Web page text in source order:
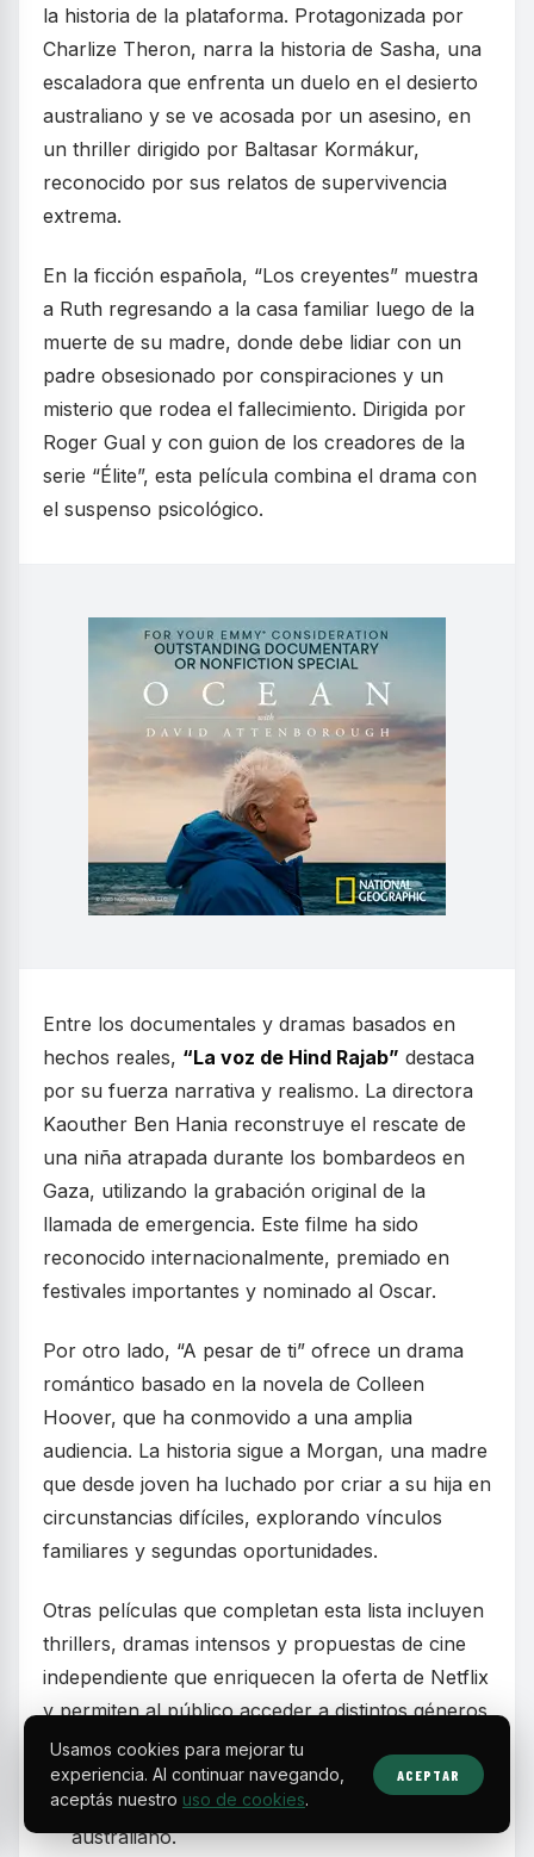
la historia de la plataforma. Protagonizada por
Charlize Theron, narra la historia de Sasha, una
escaladora que enfrenta un duelo en el desierto
australiano y se ve acosada por un asesino, en
un thriller dirigido por Baltasar Kormákur,
reconocido por sus relatos de supervivencia
extrema.
En la ficción española, “Los creyentes” muestra
a Ruth regresando a la casa familiar luego de la
muerte de su madre, donde debe lidiar con un
padre obsesionado por conspiraciones y un
misterio que rodea el fallecimiento. Dirigida por
Roger Gual y con guion de los creadores de la
serie “Élite”, esta película combina el drama con
el suspenso psicológico.
Entre los documentales y dramas basados en
hechos reales, “La voz de Hind Rajab” destaca
por su fuerza narrativa y realismo. La directora
Kaouther Ben Hania reconstruye el rescate de
una niña atrapada durante los bombardeos en
Gaza, utilizando la grabación original de la
llamada de emergencia. Este filme ha sido
reconocido internacionalmente, premiado en
festivales importantes y nominado al Oscar.
Por otro lado, “A pesar de ti” ofrece un drama
romántico basado en la novela de Colleen
Hoover, que ha conmovido a una amplia
audiencia. La historia sigue a Morgan, una madre
que desde joven ha luchado por criar a su hija en
circunstancias difíciles, explorando vínculos
familiares y segundas oportunidades.
Otras películas que completan esta lista incluyen
thrillers, dramas intensos y propuestas de cine
independiente que enriquecen la oferta de Netflix
y permiten al público acceder a distintos géneros
y temáticas.
“Ápex”, thriller de supervivencia en el desierto
australiano.
Usamos cookies para mejorar tu
experiencia. Al continuar navegando,
aceptás nuestro uso de cookies.
ACEPTAR